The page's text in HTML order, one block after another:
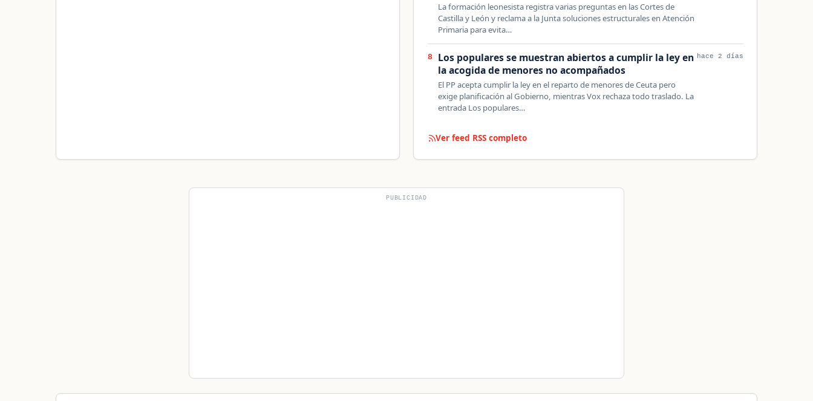
La formación leonesista registra varias preguntas en las Cortes de
Castilla y León y reclama a la Junta soluciones estructurales en Atención
Primaria para evita…
8
Los populares se muestran abiertos a cumplir la ley en
la acogida de menores no acompañados
El PP acepta cumplir la ley en el reparto de menores de Ceuta pero
exige planificación al Gobierno, mientras Vox rechaza todo traslado. La
entrada Los populares…
hace 2 días
Ver feed RSS completo
PUBLICIDAD